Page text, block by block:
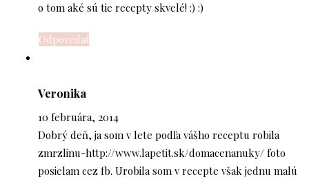
o tom aké sú tie recepty skvelé! :) :)
Odpovedať
Veronika
10 februára, 2014
Dobrý deň, ja som v lete podľa vášho receptu robila
zmrzlinu-http://www.lapetit.sk/domacenanuky/ foto
posielam cez fb. Urobila som v recepte však jednu malú